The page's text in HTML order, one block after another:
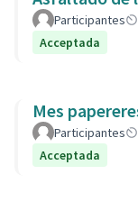
Participantes
Acceptada
Mes
Participantes
Acceptada